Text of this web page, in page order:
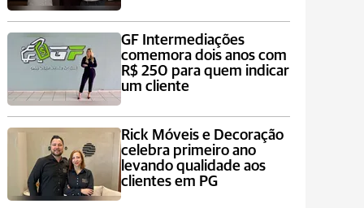
GF Intermediações
comemora dois anos com
R$ 250 para quem indicar
um cliente
Rick Móveis e Decoração
celebra primeiro ano
levando qualidade aos
clientes em PG